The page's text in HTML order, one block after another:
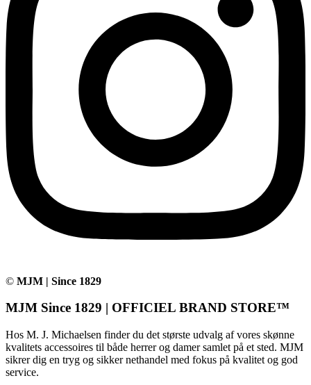
© MJM | Since 1829
MJM Since 1829 | OFFICIEL BRAND STORE™
Hos M. J. Michaelsen finder du det største udvalg af vores skønne
kvalitets accessoires til både herrer og damer samlet på et sted. MJM
sikrer dig en tryg og sikker nethandel med fokus på kvalitet og god
service.